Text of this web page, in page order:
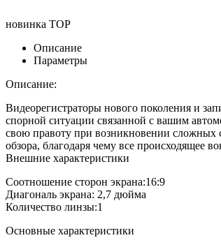
новинка TOP
Описание
Параметры
Описание:
Видеорегистраторы нового поколения и
спорной ситуации связанной с вашим
свою правоту при возникновении сложных
обзора, благодаря чему все происходящее
Внешние характеристики
Соотношение сторон экрана:16:9
Диагональ экрана: 2,7 дюйма
Количество линзы:1
Основные характеристики